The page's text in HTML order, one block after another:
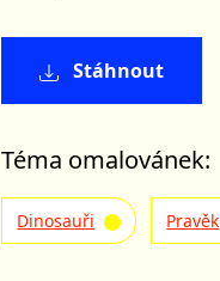
Stáhnout
Téma omalovánek:
Dinosauři Pravěk